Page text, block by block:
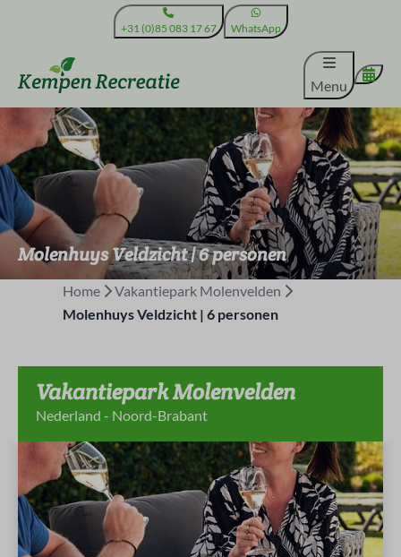
+31 (0)85 083 17 67 WhatsApp
Menu
Molenhuys Veldzicht | 6 personen
Home
Vakantiepark Molenvelden
Molenhuys Veldzicht | 6 personen
Vakantiepark Molenvelden
Nederland - Noord-Brabant